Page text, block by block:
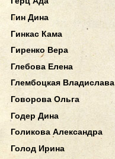
Гин Дина
Гинкас Кама
Гиренко Вера
Глебова Елена
Глембоцкая Владислава
Говорова Ольга
Годер Дина
Голикова Александра
Голод Ирина